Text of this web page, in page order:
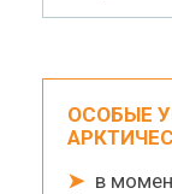
ОСОБЫЕ
➤в